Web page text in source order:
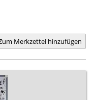
Merkzettel hinzufügen